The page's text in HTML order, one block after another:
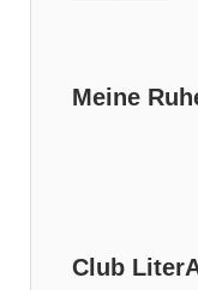
Meine
Club